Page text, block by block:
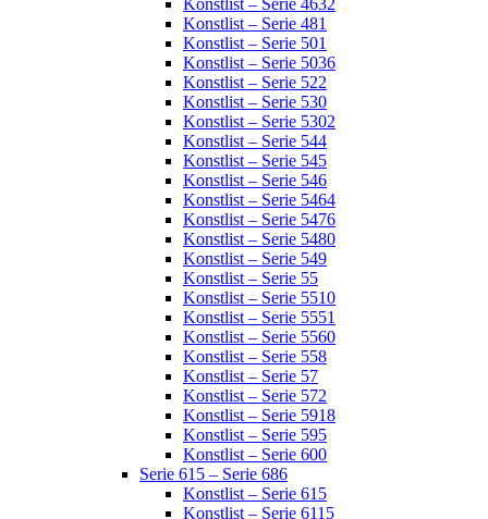
Konstlist – Serie 4632
Konstlist – Serie 481
Konstlist – Serie 501
Konstlist – Serie 5036
Konstlist – Serie 522
Konstlist – Serie 530
Konstlist – Serie 5302
Konstlist – Serie 544
Konstlist – Serie 545
Konstlist – Serie 546
Konstlist – Serie 5464
Konstlist – Serie 5476
Konstlist – Serie 5480
Konstlist – Serie 549
Konstlist – Serie 55
Konstlist – Serie 5510
Konstlist – Serie 5551
Konstlist – Serie 5560
Konstlist – Serie 558
Konstlist – Serie 57
Konstlist – Serie 572
Konstlist – Serie 5918
Konstlist – Serie 595
Konstlist – Serie 600
Serie 615 – Serie 686
Konstlist – Serie 615
Konstlist – Serie 6115